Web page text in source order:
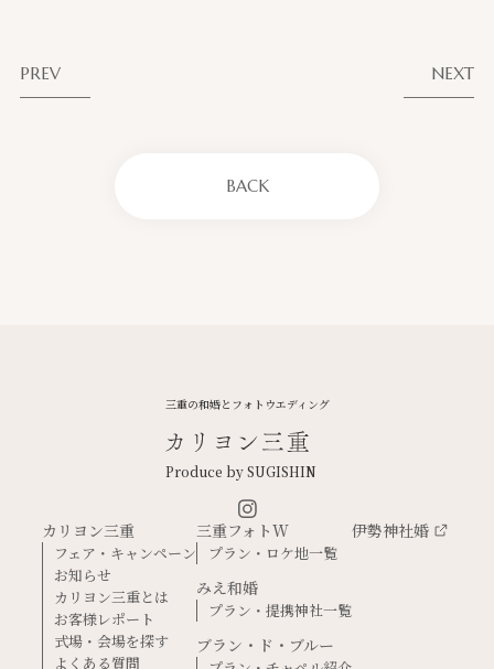
PREV NEXT
BACK
三重の和婚とフォトウエディング
Produce by SUGISHIN
カリヨン三重
フェア・キャンペーン
お知らせ
カリヨン三重とは
お客様レポート
式場・会場を探す
よくある質問
三重フォトW
プラン・ロケ地一覧
みえ和婚
プラン・提携神社一覧
ブラン・ド・ブルー
伊勢神社婚